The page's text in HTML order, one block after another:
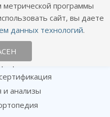
и прием
и анализы
метрической программы
сайт, вы даете
данных технологий.